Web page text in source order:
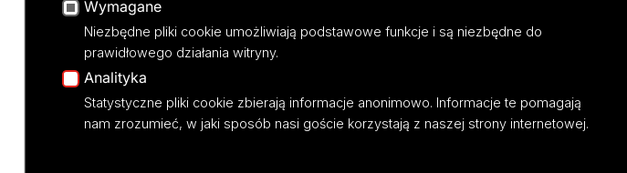
NIP 724 000 32 43
Wymagane
Niezbędne pliki cookie umożliwiają podstawowe funkcje i są niezbędne do
prawidłowego działania witryny.
Analityka
Statystyczne pliki cookie zbierają informacje anonimowo. Informacje te pomagają
nam zrozumieć, w jaki sposób nasi goście korzystają z naszej strony internetowej.